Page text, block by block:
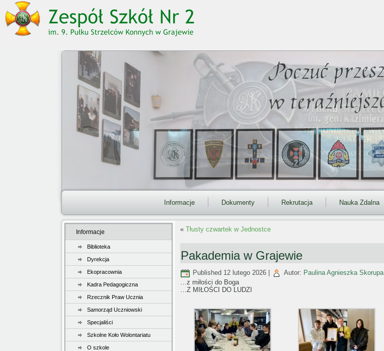
Informacje Dokumenty Rekrutacja Nauka Zdalna
Informacje
Biblioteka
Dyrekcja
Ekopracownia
Kadra Pedagogiczna
Rzecznik Praw Ucznia
Samorząd Uczniowski
Specjaliści
Szkolne Koło Wolontariatu
O szkole
« Tłusty czwartek w Jednostce
Pakademia w Grajewie
Published 12 lutego 2026 Autor: Paulina Agnieszka Skorupa
…z miłości do Boga
…Z MIŁOŚCI DO LUDZI